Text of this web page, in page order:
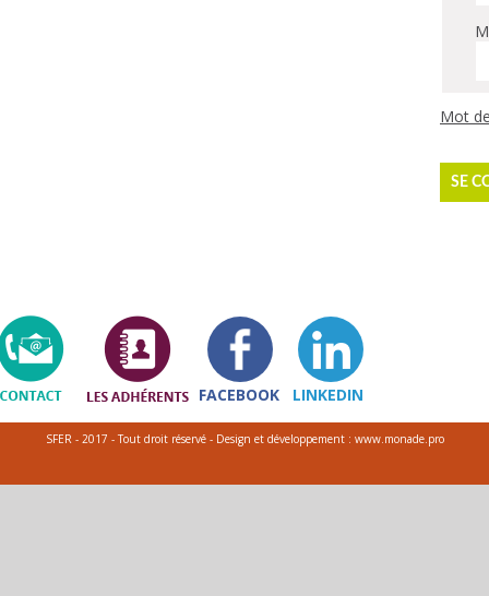
Mot
SE
FACEBOOK LINKEDIN
SFER - 2017 - Tout droit réservé - Design et développement : www.monade.pro